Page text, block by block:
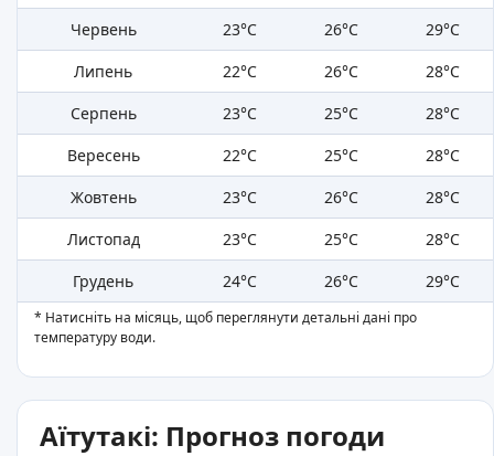
Червень
23°C 26°C
29°C
Липень
22°C 26°C
28°C
Серпень
23°C 25°C
28°C
Вересень
22°C 25°C
28°C
Жовтень
23°C 26°C
28°C
Листопад
23°C 25°C
28°C
Грудень
24°C 26°C 29°C
* Натисніть на місяць, щоб переглянути детальні дані про
температуру води.
Аїтутакі: Прогноз погоди